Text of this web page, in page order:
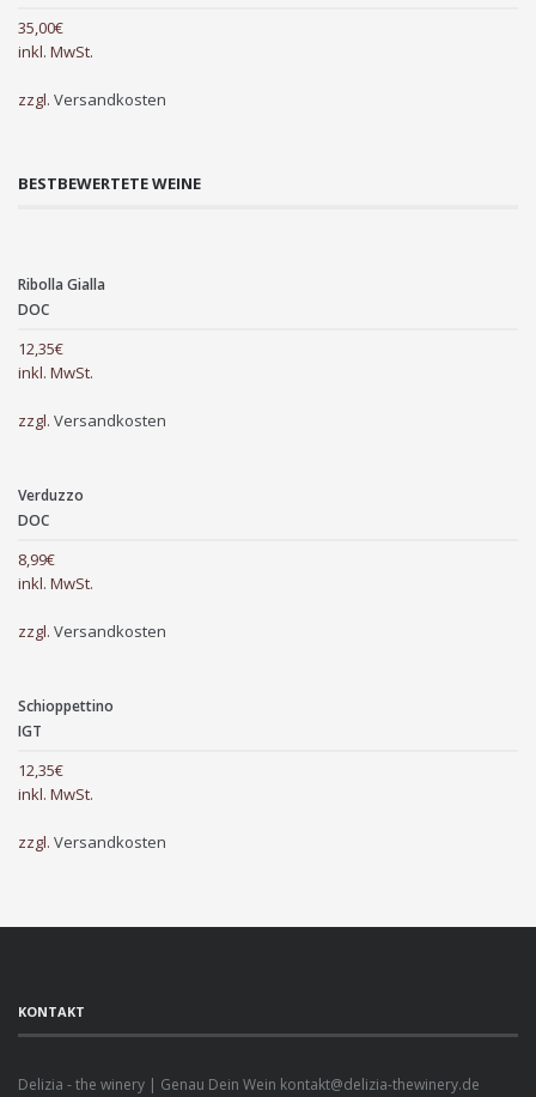
35,00€
inkl. MwSt.
zzgl. Versandkosten
BESTBEWERTETE WEINE
Ribolla Gialla
DOC
12,35€
inkl. MwSt.
zzgl. Versandkosten
Verduzzo
DOC
8,99€
inkl. MwSt.
zzgl. Versandkosten
Schioppettino
IGT
12,35€
inkl. MwSt.
zzgl. Versandkosten
KONTAKT
Delizia - the winery | Genau Dein Wein kontakt@delizia-thewinery.de